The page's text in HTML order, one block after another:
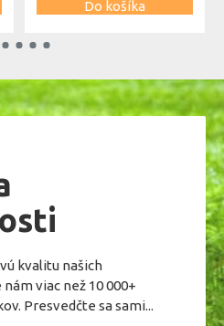
Do košíka
kvalitu našich
viac než 10 000+
Presvedčte sa sami...